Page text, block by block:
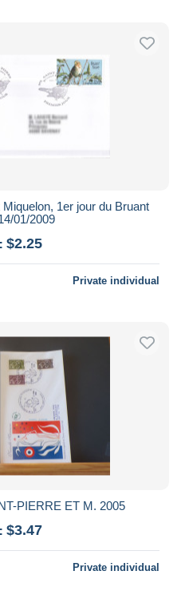
1er jour du Bruant
01/2009
$2.25
Private individual
PIERRE ET M. 2005
$3.47
Private individual